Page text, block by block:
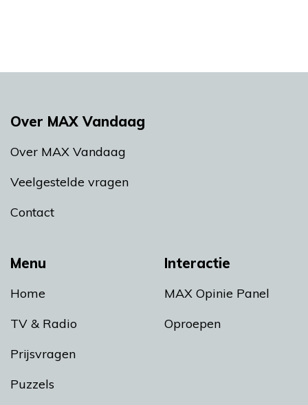
Menu
Home
TV & Radio
Prijsvragen
Puzzels
Interactie
MAX Opinie Panel
Oproepen
Over MAX Vandaag
Over MAX Vandaag
Veelgestelde vragen
Contact